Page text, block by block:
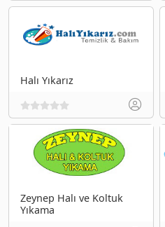
Halı Yıkarız
Zeynep Halı ve Koltuk
Yıkama